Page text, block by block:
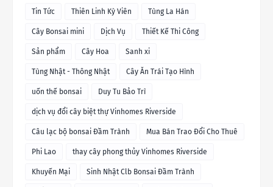
Tin Tức Thiên Linh Kỳ Viên Tùng La Hán
Cây Bonsai mini Dịch Vụ Thiết Kế Thi Công
Sản phẩm Cây Hoa Sanh xi
Tùng Nhật - Thông Nhật Cây Ăn Trái Tạo Hình
uốn thế bonsai Duy Tu Bảo Trì
dịch vụ đổi cây biệt thự Vinhomes Riverside
Câu lạc bộ bonsai Đầm Trành Mua Bán Trao Đổi Cho Thuê
Phi Lao thay cây phong thủy Vinhomes Riverside
Khuyến Mại Sinh Nhật Clb Bonsai Đầm Trành